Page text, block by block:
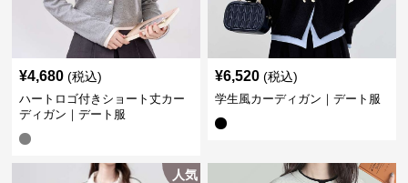
¥4,680 (税込)
ハートロゴ付きショート丈カー
ディガン｜デート服
¥6,520 (税込)
学生風カーディガン｜デート服
人気